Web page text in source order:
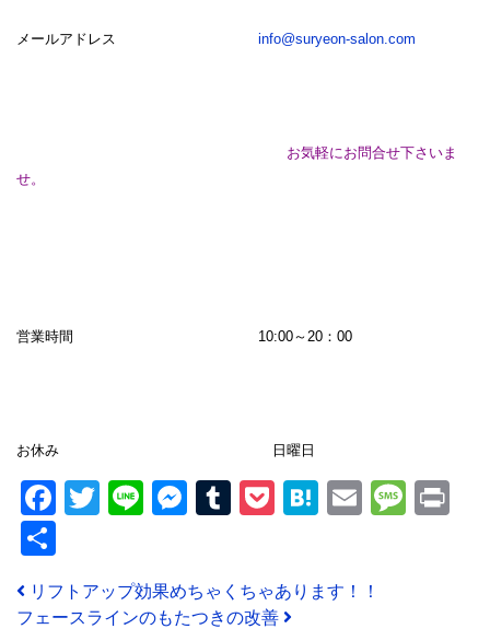
メールアドレス info@suryeon-salon.com
お気軽にお問合せ下さいま
せ。
営業時間 10:00～20：00
お休み 日曜日
Facebook
TwitterLineMessenger
Tumblr
Pocket
Hatena
Email
有
投稿ナビゲーション
リフトアップ効果めちゃくちゃあります！！
フェースラインのもたつきの改善